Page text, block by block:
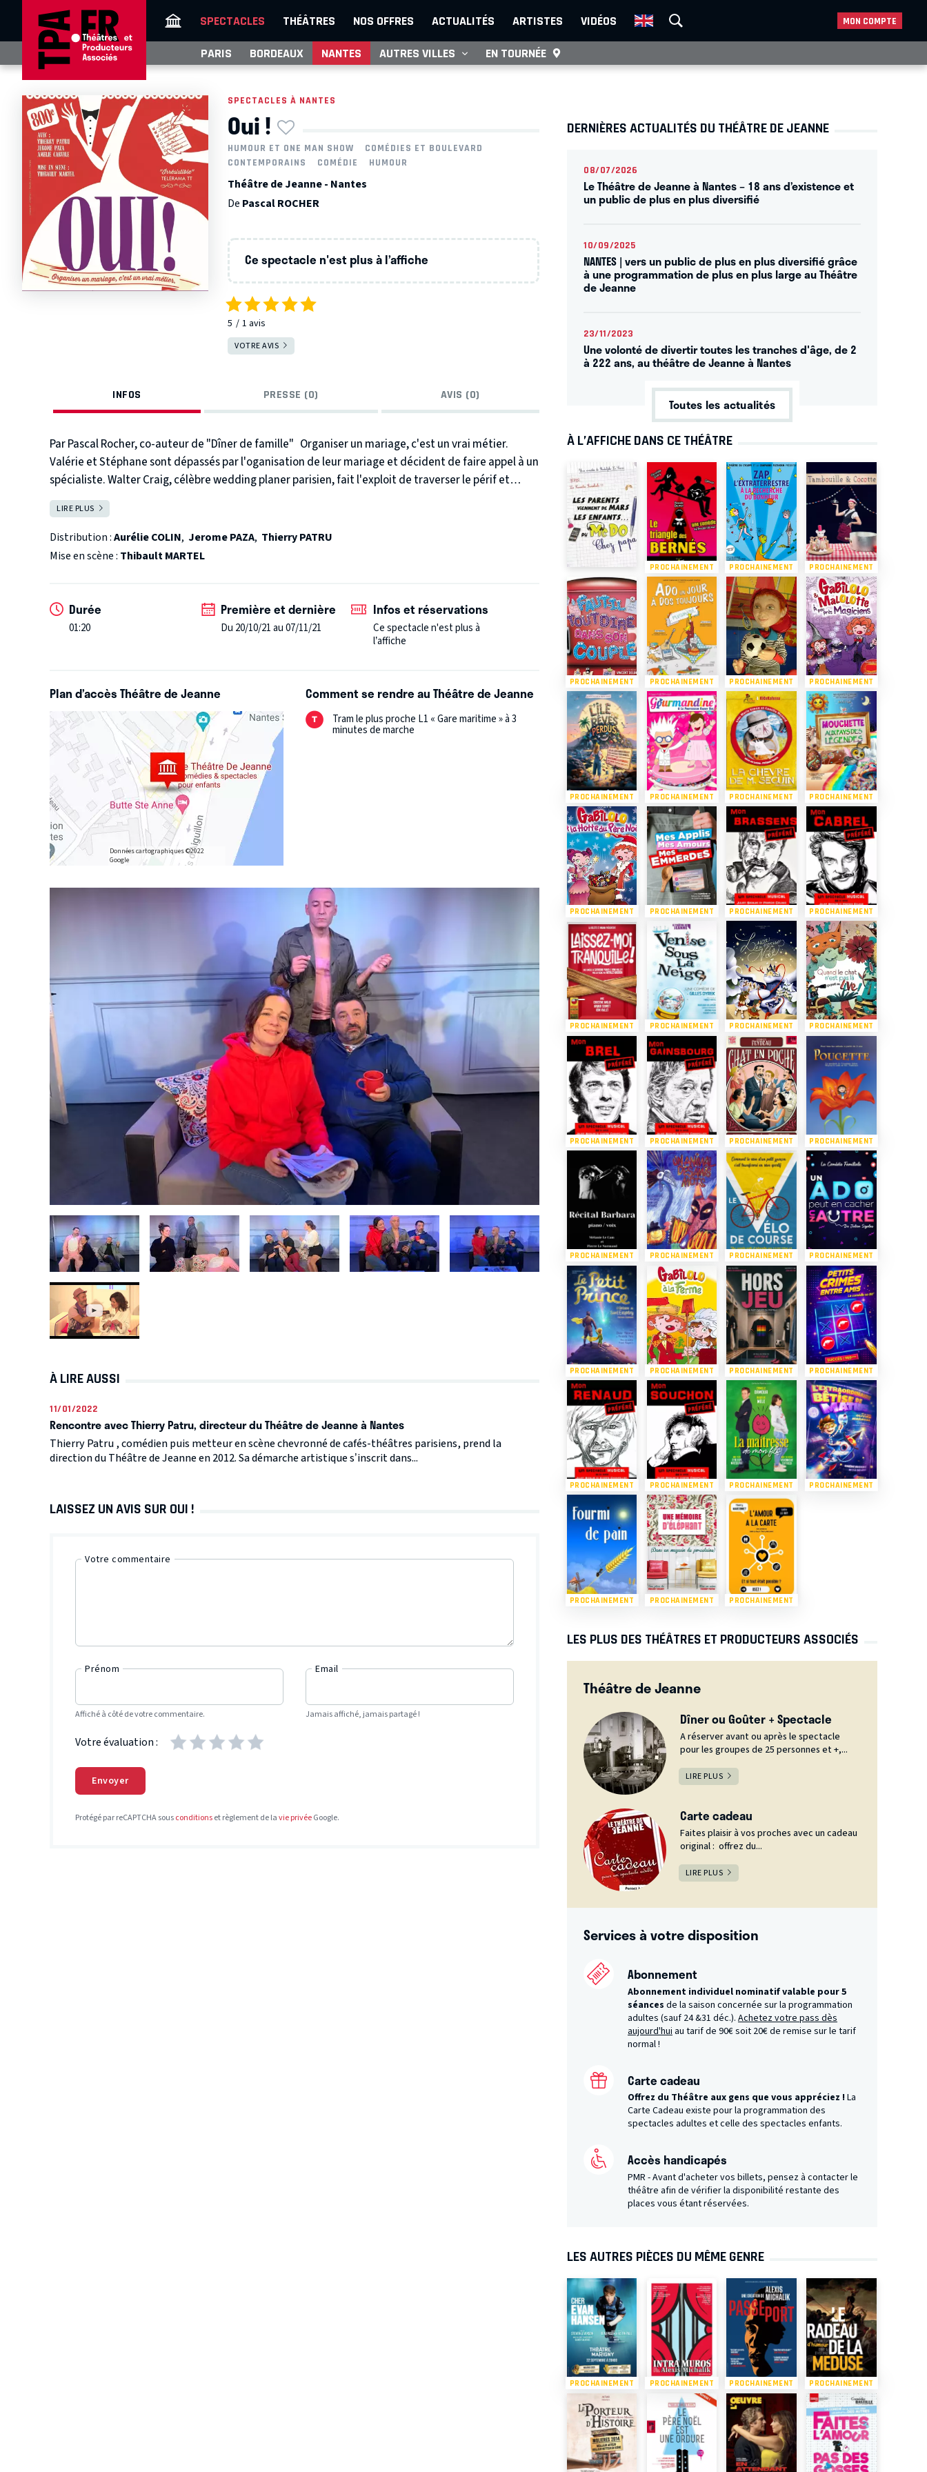
SPECTACLES THÉÂTRES NOS OFFRES ACTUALITÉS ARTISTES VIDÉOS MON COMPTE
PARIS BORDEAUX NANTES AUTRES VILLES EN TOURNÉE
SPECTACLES À NANTES
Oui !
HUMOUR ET ONE MAN SHOW
COMÉDIES ET BOULEVARD
CONTEMPORAINS
COMÉDIE HUMOUR
Théâtre de Jeanne - Nantes
De Pascal ROCHER
Ce spectacle n'est plus à l’affiche
5 1 avis
VOTRE AVIS
INFOS PRESSE (0) AVIS (0)
Par Pascal Rocher, co-auteur de "Dîner de famille" Organiser un mariage, c'est un vrai métier.
Valérie et Stéphane sont dépassés par l'oganisation de leur mariage et décident de faire appel à un
spécialiste. Walter Craig, célèbre wedding planer parisien, fait l'exploit de traverser le périf et
débarque dans leur pavillon de banlieue pour leur proposer ses services.
univers et de deux personnages qui vont, ensemble et non sans mal, préparer un mariage.
LIRE PLUS
Distribution :Aurélie COLIN, Jerome PAZA, Thierry PATRU
Mise en scène : Thibault MARTEL
Durée
01:20
Première et dernière
Du 20/10/21 au 07/11/21
Infos et réservations
Ce spectacle n'est plus à
l’affiche
Plan d’accès Théâtre de Jeanne
Données cartographiques ©2022
Google
Comment se rendre au Théâtre de Jeanne
Tram le plus proche L1 « Gare maritime » à 3
minutes de marche
À LIRE AUSSI
11/01/2022
Rencontre avec Thierry Patru, directeur du Théâtre de Jeanne à Nantes
Thierry Patru , comédien puis metteur en scène chevronné de cafés-théâtres parisiens, prend la
direction du Théâtre de Jeanne en 2012. Sa démarche artistique s’inscrit dans...
LAISSEZ UN AVIS SUR OUI !
Votre commentaire
Prénom
Affiché à côté de votre commentaire.
Email
Jamais affiché, jamais partagé !
Votre évaluation :
Envoyer
Protégé par reCAPTCHA sousconditionset règlement de lavie privéeGoogle.
DERNIÈRES ACTUALITÉS DU THÉÂTRE DE JEANNE
08/07/2026
Le Théâtre de Jeanne à Nantes – 18 ans d’existence et
un public de plus en plus diversifié
10/09/2025
NANTES | vers un public de plus en plus diversifié grâce
à une programmation de plus en plus large au Théâtre
de Jeanne
23/11/2023
Une volonté de divertir toutes les tranches d'âge, de 2
à 222 ans, au théâtre de Jeanne à Nantes
Toutes les actualités
À L’AFFICHE DANS CE THÉÂTRE
PROCHAINEMENT PROCHAINEMENT PROCHAINEMENT
PROCHAINEMENT PROCHAINEMENT PROCHAINEMENT PROCHAINEMENT
PROCHAINEMENT PROCHAINEMENT PROCHAINEMENT PROCHAINEMENT
PROCHAINEMENT PROCHAINEMENT PROCHAINEMENT PROCHAINEMENT
PROCHAINEMENT PROCHAINEMENT PROCHAINEMENT PROCHAINEMENT
PROCHAINEMENT PROCHAINEMENT PROCHAINEMENT PROCHAINEMENT
PROCHAINEMENT PROCHAINEMENT PROCHAINEMENT PROCHAINEMENT
PROCHAINEMENT PROCHAINEMENT PROCHAINEMENT PROCHAINEMENT
PROCHAINEMENT PROCHAINEMENT PROCHAINEMENT PROCHAINEMENT
PROCHAINEMENT PROCHAINEMENT PROCHAINEMENT
LES PLUS DES THÉÂTRES ET PRODUCTEURS ASSOCIÉS
Théâtre de Jeanne
Dîner ou Goûter + Spectacle
A réserver avant ou après le spectacle
pour les groupes de 25 personnes et +,...
LIRE PLUS
Carte cadeau
Faites plaisir à vos proches avec un cadeau
original : offrez du...
LIRE PLUS
Services à votre disposition
Abonnement
Abonnement individuel nominatif valable pour 5
séances de la saison concernée sur la programmation
adultes (sauf 24 &31 déc.). Achetez votre pass dès
aujourd'hui au tarif de 90€ soit 20€ de remise sur le tarif
normal !
Carte cadeau
Offrez du Théâtre aux gens que vous appréciez ! La
Carte Cadeau existe pour la programmation des
spectacles adultes et celle des spectacles enfants.
Accès handicapés
PMR - Avant d'acheter vos billets, pensez à contacter le
théâtre afin de vérifier la disponibilité restante des
places vous étant réservées.
LES AUTRES PIÈCES DU MÊME GENRE
PROCHAINEMENT PROCHAINEMENT PROCHAINEMENT PROCHAINEMENT